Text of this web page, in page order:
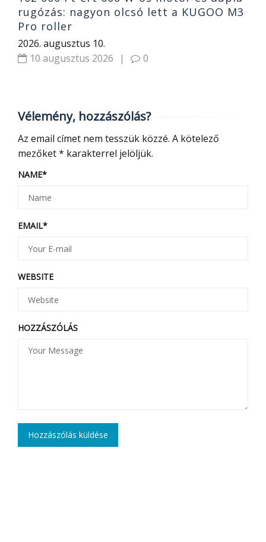
rugózás: nagyon olcsó lett a KUGOO M3
Pro roller
2026. augusztus 10.
10 augusztus 2026
| 0
Vélemény, hozzászólás?
Az email címet nem tesszük közzé. A kötelező
mezőket* karakterrel jelöljük.
NAME*
EMAIL*
WEBSITE
HOZZÁSZÓLÁS